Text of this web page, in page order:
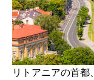
リトアニアの首